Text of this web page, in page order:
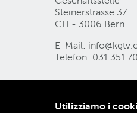
Steinerstrasse 37
CH - 3006 Bern
E-Mail: info@kgtv
Telefon: 031 351
AGB
Utilizziamo i